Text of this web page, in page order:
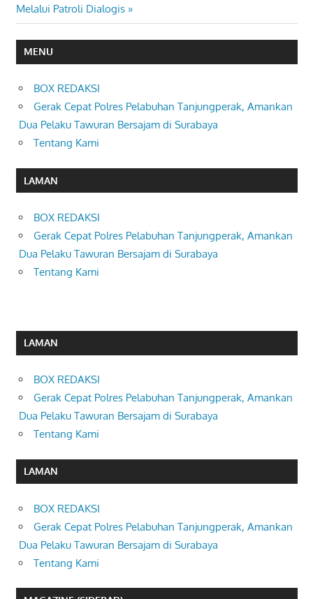
Post:
Melalui Patroli Dialogis
MENU
BOX REDAKSI
Gerak Cepat Polres Pelabuhan Tanjungperak, Amankan
Dua Pelaku Tawuran Bersajam di Surabaya
Tentang Kami
LAMAN
BOX REDAKSI
Gerak Cepat Polres Pelabuhan Tanjungperak, Amankan
Dua Pelaku Tawuran Bersajam di Surabaya
Tentang Kami
LAMAN
BOX REDAKSI
Gerak Cepat Polres Pelabuhan Tanjungperak, Amankan
Dua Pelaku Tawuran Bersajam di Surabaya
Tentang Kami
LAMAN
BOX REDAKSI
Gerak Cepat Polres Pelabuhan Tanjungperak, Amankan
Dua Pelaku Tawuran Bersajam di Surabaya
Tentang Kami